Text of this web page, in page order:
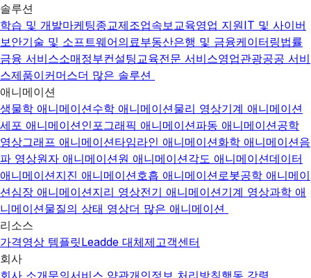
솔루션
학습 및 개발마케팅종교제조업속보교육영업 지원IT 및 사이버
보안기술 및 소프트웨어의료부동산은행 및 금융케이터링법률
금융 서비스소매정부컨설팅교육전문 서비스영업관광공공 서비
스제품이커머스더 많은 솔루션
애니메이션
생물학 애니메이션수학 애니메이션물리 영상기계 애니메이션
세포 애니메이션인포그래픽 애니메이션파동 애니메이션공학
영상그래프 애니메이션타임라인 애니메이션화학 애니메이션음
파 영상원자 애니메이션원 애니메이션각도 애니메이션데이터
애니메이션지진 애니메이션호흡 애니메이션로봇공학 애니메이
션심장 애니메이션지리 영상전기 애니메이션기계 영상과학 애
니메이션물질의 상태 영상더 많은 애니메이션
리소스
가격영상 템플릿Leadde 대체제고객센터
회사